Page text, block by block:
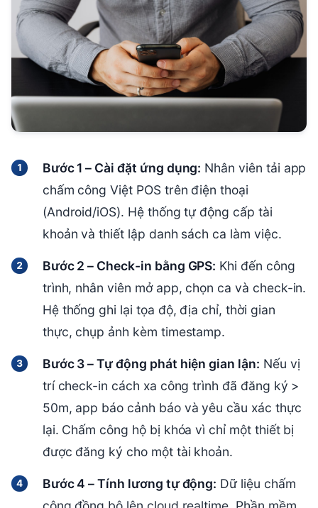
Bước 1 – Cài đặt ứng dụng: Nhân viên tải app
chấm công Việt POS trên điện thoại
(Android/iOS). Hệ thống tự động cấp tài
khoản và thiết lập danh sách ca làm việc.
Bước 2 – Check-in bằng GPS: Khi đến công
trình, nhân viên mở app, chọn ca và check-in.
Hệ thống ghi lại tọa độ, địa chỉ, thời gian
thực, chụp ảnh kèm timestamp.
Bước 3 – Tự động phát hiện gian lận: Nếu vị
trí check-in cách xa công trình đã đăng ký >
50m, app báo cảnh báo và yêu cầu xác thực
lại. Chấm công hộ bị khóa vì chỉ một thiết bị
được đăng ký cho một tài khoản.
Bước 4 – Tính lương tự động: Dữ liệu chấm